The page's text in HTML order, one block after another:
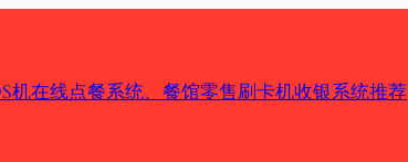
机在线点餐系统、餐馆零售刷卡机收银系统推荐